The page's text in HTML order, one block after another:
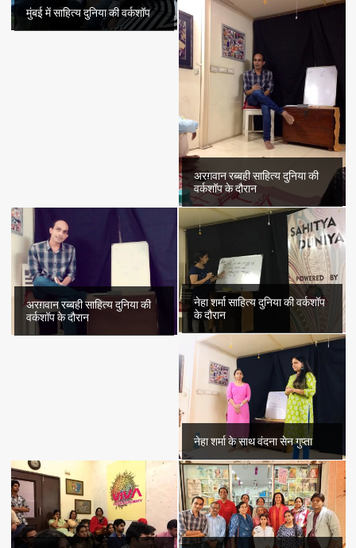
मुंबई में साहित्य दुनिया की वर्कशॉप
अरग़वान रब्बही साहित्य दुनिया की
वर्कशॉप के दौरान
अरग़वान रब्बही साहित्य दुनिया की
वर्कशॉप के दौरान
नेहा शर्मा साहित्य दुनिया की वर्कशॉप
के दौरान
नेहा शर्मा के साथ वंदना सेन गुप्ता